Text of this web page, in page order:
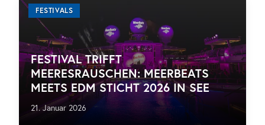
FESTIVALS
FESTIVAL TRIFFT
MEERESRAUSCHEN: MEERBEATS
MEETS EDM STICHT 2026 IN SEE
21. Januar 2026